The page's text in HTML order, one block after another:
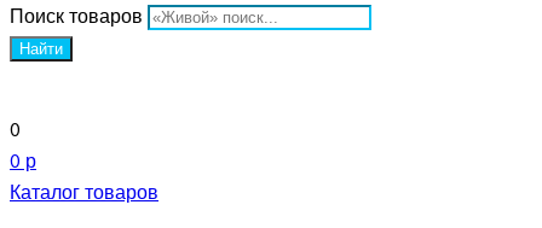
Поиск товаров
Найти
0
0 р
Каталог товаров